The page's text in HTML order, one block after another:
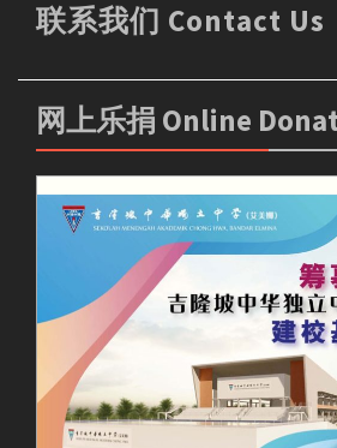
联系我们 Contact Us
网上乐捐 Online